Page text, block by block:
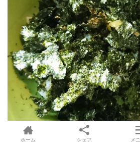
ホーム シェア メ